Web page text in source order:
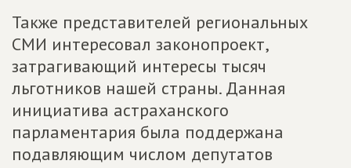
Также представителей региональных
СМИ интересовал законопроект,
затрагивающий интересы тысяч
льготников нашей страны. Данная
инициатива астраханского
парламентария была поддержана
подавляющим числом депутатов